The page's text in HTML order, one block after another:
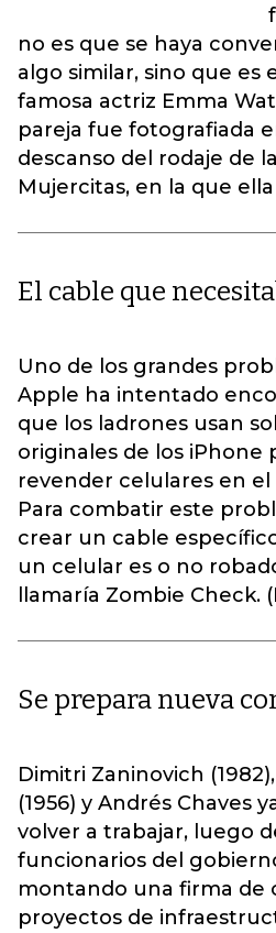
no es que se haya
algo similar, sino que es
famosa actriz Emma
pareja fue fotografiada
descanso del rodaje de
Mujercitas, en la que
El cable que
Uno de los grandes
Apple ha intentado
que los ladrones usan
originales de los iPhone
revender celulares en
Para combatir este
crear un cable
un celular es o no
llamaría Zombie Check.
Se prepara nueva
Dimitri Zaninovich
(1956) y Andrés Chaves
volver a trabajar, luego
funcionarios del
montando una firma de
proyectos de